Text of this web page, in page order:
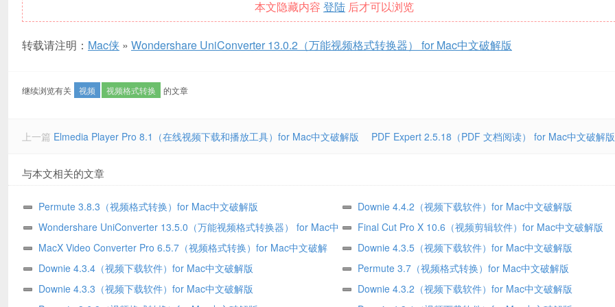
本文隐藏内容 登陆 后才可以浏览
转载请注明： Mac侠 » Wondershare UniConverter 13.0.2（万能视频格式转换器） for Mac中文破解版
继续浏览有关 视频 视频格式转换 的文章
上一篇 Elmedia Player Pro 8.1（在线视频下载和播放工具）for Mac中文破解版 PDF Expert 2.5.18（PDF 文档阅读） for Mac中文破解版
与本文相关的文章
Permute 3.8.3（视频格式转换）for Mac中文破解版
Downie 4.4.2（视频下载软件）for Mac中文破解版
Wondershare UniConverter 13.5.0（万能视频格式转换器） for Mac中
文破解版
Final Cut Pro X 10.6（视频剪辑软件）for Mac中文破解版
MacX Video Converter Pro 6.5.7（视频格式转换）for Mac中文破解
版
Downie 4.3.5（视频下载软件）for Mac中文破解版
Downie 4.3.4（视频下载软件）for Mac中文破解版
Permute 3.7（视频格式转换）for Mac中文破解版
Downie 4.3.3（视频下载软件）for Mac中文破解版
Downie 4.3.2（视频下载软件）for Mac中文破解版